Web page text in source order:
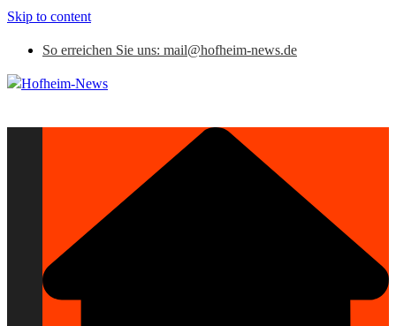
Skip to content
So erreichen Sie uns: mail@hofheim-news.de